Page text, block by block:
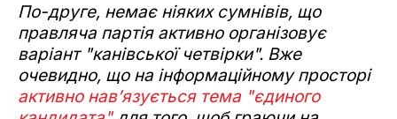
По-друге, немає ніяких сумнівів, що
правляча партія активно організовує
варіант "канівської четвірки". Вже
очевидно, що на інформаційному просторі
активно нав’язується тема "єдиного